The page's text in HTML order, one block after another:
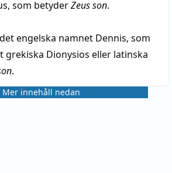
som betyderZeus son.
engelska namnet Dennis, som
grekiska Dionysios eller latinska
.
Mer innehåll nedan